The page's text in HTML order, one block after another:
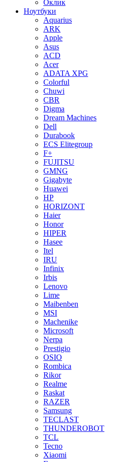
Оклик
Ноутбуки
Aquarius
ARK
Apple
Asus
ACD
Acer
ADATA XPG
Colorful
Chuwi
CBR
Digma
Dream Machines
Dell
Durabook
ECS Elitegroup
F+
FUJITSU
GMNG
Gigabyte
Huawei
HP
HORIZONT
Haier
Honor
HIPER
Hasee
Itel
IRU
Infinix
Irbis
Lenovo
Lime
Maibenben
MSI
Machenike
Microsoft
Nerpa
Prestigio
OSIO
Rombica
Rikor
Realme
Raskat
RAZER
Samsung
TECLAST
THUNDEROBOT
TCL
Tecno
Xiaomi